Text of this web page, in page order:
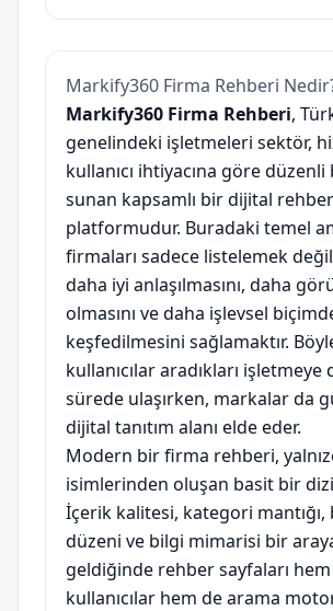
Markify360 Firma Rehberi
Markify360 Firma Rehberi,
genelindeki işletmeleri sektör,
kullanıcı ihtiyacına göre
sunan kapsamlı bir dijital rehber
platformudur. Buradaki temel
firmaları sadece listelemek
daha iyi anlaşılmasını, daha
olmasını ve daha işlevsel
keşfedilmesini sağlamaktır.
kullanıcılar aradıkları işletmeye
sürede ulaşırken, markalar da
dijital tanıtım alanı elde eder.
Modern bir firma rehberi,
isimlerinden oluşan basit bir
İçerik kalitesi, kategori mantığı,
düzeni ve bilgi mimarisi bir
geldiğinde rehber sayfaları
kullanıcılar hem de arama